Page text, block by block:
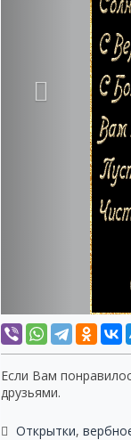
Если Вам
друзьями.
Открытки,